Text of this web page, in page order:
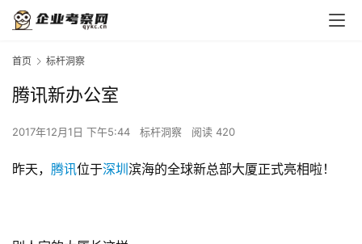
首页 标杆洞察
腾讯新办公室
2017年12月1日 下午5:44 标杆洞察 阅读 420
昨天， 腾讯位于深圳 滨海的全球新总部大厦正式亮相啦！